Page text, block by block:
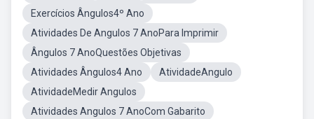
Exercícios Ângulos4º Ano
Atividades De Angulos 7 AnoPara Imprimir
Ângulos 7 AnoQuestões Objetivas
Atividades Ângulos4 Ano
AtividadeAngulo
AtividadeMedir Angulos
Atividades Angulos 7 AnoCom Gabarito